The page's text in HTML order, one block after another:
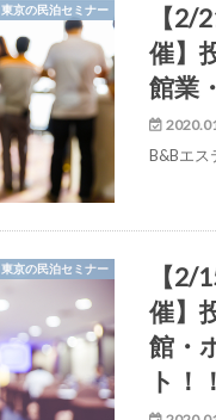
東京の民泊セミナー
【2/
催】
館業
B&Bエス
東京の民泊セミナー
【2/
催】
館・
ト！！